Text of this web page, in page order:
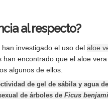
al respecto?
han investigado el uso delaloe
han encontrado que el aloe
algunos de ellos.
de gel de sábila y agua
de árboles deFicus